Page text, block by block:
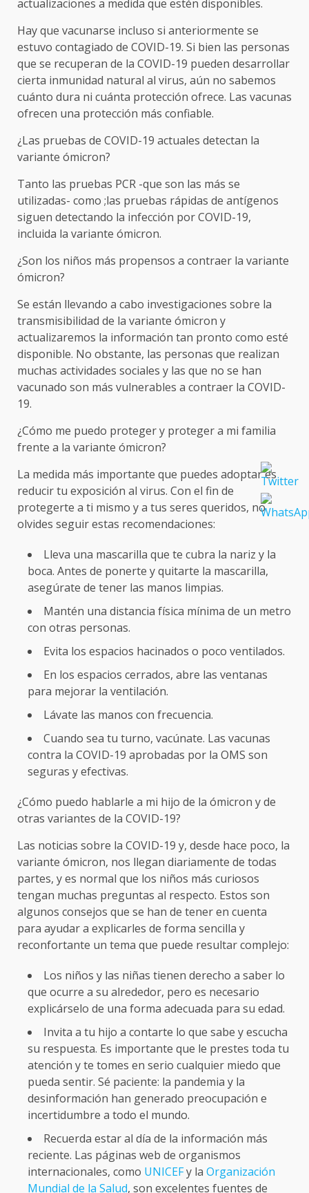
actualizaciones a medida que estén disponibles.
Hay que vacunarse incluso si anteriormente se
estuvo contagiado de COVID-19. Si bien las personas
que se recuperan de la COVID-19 pueden desarrollar
cierta inmunidad natural al virus, aún no sabemos
cuánto dura ni cuánta protección ofrece. Las vacunas
ofrecen una protección más confiable.
¿Las pruebas de COVID-19 actuales detectan la
variante ómicron?
Tanto las pruebas PCR -que son las más se
utilizadas- como ;las pruebas rápidas de antígenos
siguen detectando la infección por COVID-19,
incluida la variante ómicron.
¿Son los niños más propensos a contraer la variante
ómicron?
Se están llevando a cabo investigaciones sobre la
transmisibilidad de la variante ómicron y
actualizaremos la información tan pronto como esté
disponible. No obstante, las personas que realizan
muchas actividades sociales y las que no se han
vacunado son más vulnerables a contraer la COVID-
19.
¿Cómo me puedo proteger y proteger a mi familia
frente a la variante ómicron?
La medida más importante que puedes adoptar es
reducir tu exposición al virus. Con el fin de
protegerte a ti mismo y a tus seres queridos, no
olvides seguir estas recomendaciones:
Lleva una mascarilla que te cubra la nariz y la
boca. Antes de ponerte y quitarte la mascarilla,
asegúrate de tener las manos limpias.
Mantén una distancia física mínima de un metro
con otras personas.
Evita los espacios hacinados o poco ventilados.
En los espacios cerrados, abre las ventanas
para mejorar la ventilación.
Lávate las manos con frecuencia.
Cuando sea tu turno, vacúnate. Las vacunas
contra la COVID-19 aprobadas por la OMS son
seguras y efectivas.
¿Cómo puedo hablarle a mi hijo de la ómicron y de
otras variantes de la COVID-19?
Las noticias sobre la COVID-19 y, desde hace poco, la
variante ómicron, nos llegan diariamente de todas
partes, y es normal que los niños más curiosos
tengan muchas preguntas al respecto. Estos son
algunos consejos que se han de tener en cuenta
para ayudar a explicarles de forma sencilla y
reconfortante un tema que puede resultar complejo:
Los niños y las niñas tienen derecho a saber lo
que ocurre a su alrededor, pero es necesario
explicárselo de una forma adecuada para su edad.
Invita a tu hijo a contarte lo que sabe y escucha
su respuesta. Es importante que le prestes toda tu
atención y te tomes en serio cualquier miedo que
pueda sentir. Sé paciente: la pandemia y la
desinformación han generado preocupación e
incertidumbre a todo el mundo.
Recuerda estar al día de la información más
reciente. Las páginas web de organismos
internacionales, como UNICEFy la Organización
Mundial de la Salud, son excelentes fuentes de